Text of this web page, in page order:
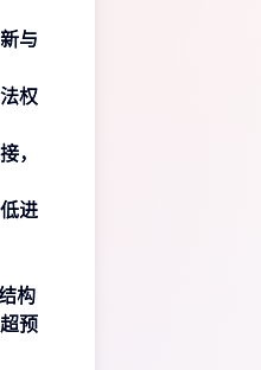
与
权
，
进
构
预